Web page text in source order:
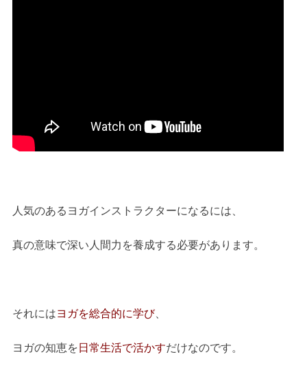
人気のあるヨガインストラクターになるには、
真の意味で深い人間力を養成する必要があります。
それにはヨガを総合的に学び、
ヨガの知恵を 日常生活で活かすだけなのです。